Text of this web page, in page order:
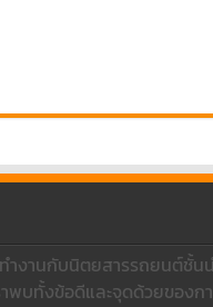
งานกับนิตยสารรถยนต์ชั้นน
พบทั้งข้อดีและจุดด้วยของก